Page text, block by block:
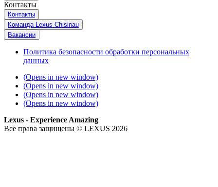
Контакты
Контакты
Команда Lexus Chisinau
Вакансии
Политика безопасности обработки персональных
данных
(Opens in new window)
(Opens in new window)
(Opens in new window)
(Opens in new window)
Lexus - Experience Amazing
Все права защищены © LEXUS 2026